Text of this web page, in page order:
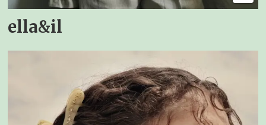
ella&il